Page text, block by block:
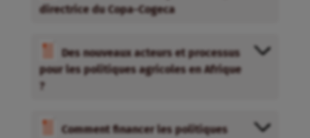
directrice du Copa-Cogeca
Des nouveaux acteurs et processus
pour les politiques agricoles en Afrique
?
Comment financer les politiques